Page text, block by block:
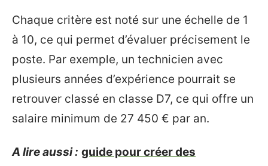
Chaque critère est noté sur une échelle de 1
à 10, ce qui permet d’évaluer précisement le
poste. Par exemple, un technicien avec
plusieurs années d’expérience pourrait se
retrouver classé en classe D7, ce qui offre un
salaire minimum de 27 450 € par an.
A lire aussi : guide pour créer des